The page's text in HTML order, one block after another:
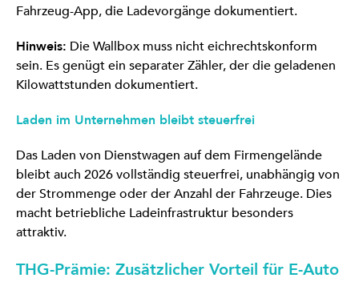
Fahrzeug-App, die Ladevorgänge dokumentiert.
Hinweis: Die Wallbox muss nicht eichrechtskonform
sein. Es genügt ein separater Zähler, der die geladenen
Kilowattstunden dokumentiert.
Laden im Unternehmen bleibt steuerfrei
Das Laden von Dienstwagen auf dem Firmengelände
bleibt auch 2026 vollständig steuerfrei, unabhängig von
der Strommenge oder der Anzahl der Fahrzeuge. Dies
macht betriebliche Ladeinfrastruktur besonders
attraktiv.
THG-Prämie: Zusätzlicher Vorteil für E-Auto